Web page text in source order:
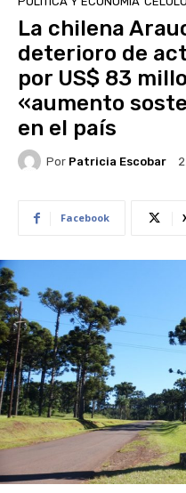
La chilena
deterioro de
por US$ 83
«aumento
en el país
Por Patricia Escobar
Facebook